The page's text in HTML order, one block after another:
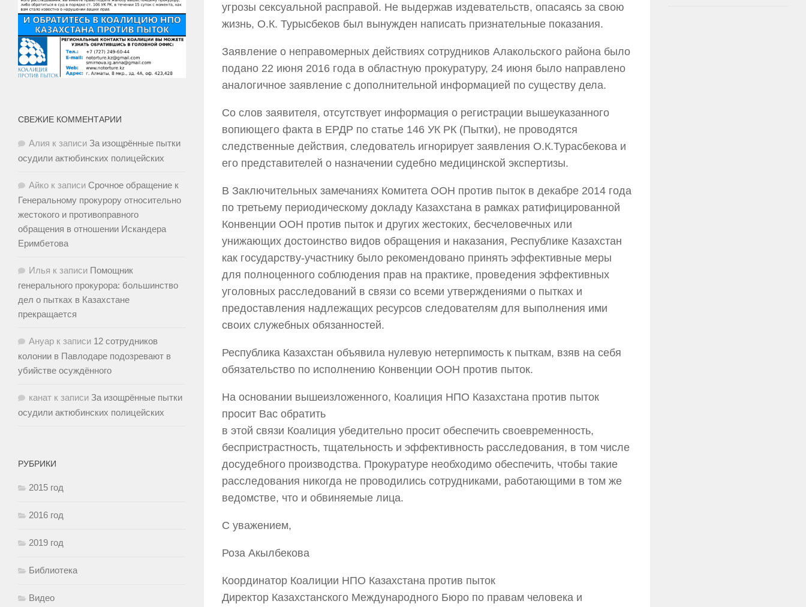
угрозы сексуальной расправой. Не выдержав издевательств, опасаясь за свою
жизнь, О.К. Турысбеков был вынужден написать признательные показания.
Заявление о неправомерных действиях сотрудников Алакольского района было
подано 22 июня 2016 года в областную прокуратуру, 24 июня было направлено
аналогичное заявление с дополнительной информацией по существу дела.
Со слов заявителя, отсутствует информация о регистрации вышеуказанного
вопиющего факта в ЕРДР по статье 146 УК РК (Пытки), не проводятся
следственные действия, следователь игнорирует заявления О.К.Турасбекова и
его представителей о назначении судебно медицинской экспертизы.
В Заключительных замечаниях Комитета ООН против пыток в декабре 2014 года
по третьему периодическому докладу Казахстана в рамках ратифицированной
Конвенции ООН против пыток и других жестоких, бесчеловечных или
унижающих достоинство видов обращения и наказания, Республике Казахстан
как государству-участнику было рекомендовано принять эффективные меры
для полноценного соблюдения прав на практике, проведения эффективных
уголовных расследований в связи со всеми утверждениями о пытках и
предоставления надлежащих ресурсов следователям для выполнения ими
своих служебных обязанностей.
Республика Казахстан объявила нулевую нетерпимость к пыткам, взяв на себя
обязательство по исполнению Конвенции ООН против пыток.
На основании вышеизложенного, Коалиция НПО Казахстана против пыток
просит Вас обратить
в этой связи Коалиция убедительно просит обеспечить своевременность,
беспристрастность, тщательность и эффективность расследования, в том числе
досудебного производства. Прокуратуре необходимо обеспечить, чтобы такие
расследования никогда не проводились сотрудниками, работающими в том же
ведомстве, что и обвиняемые лица.
С уважением,
Роза Акылбекова
Координатор Коалиции НПО Казахстана против пыток
Директор Казахстанского Международного Бюро по правам человека и
СВЕЖИЕ КОММЕНТАРИИ
Алия к записи За изощрённые пытки
осудили актюбинских полицейских
Айко к записи Срочное обращение к
Генеральному прокурору относительно
жестокого и противоправного
обращения в отношении Искандера
Еримбетова
Илья к записи Помощник
генерального прокурора: большинство
дел о пытках в Казахстане
прекращается
Ануар к записи 12 сотрудников
колонии в Павлодаре подозревают в
убийстве осуждённого
канат к записи За изощрённые пытки
осудили актюбинских полицейских
РУБРИКИ
2015 год
2016 год
2019 год
Библиотека
Видео